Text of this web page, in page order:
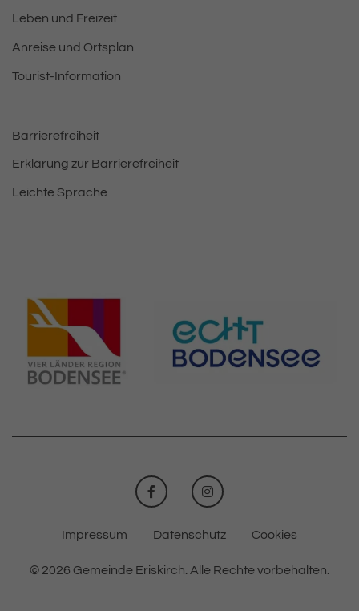
Leben und Freizeit
Anreise und Ortsplan
Tourist-Information
Barrierefreiheit
Erklärung zur Barrierefreiheit
Leichte Sprache
FACEBOOKINSTAGRAM
Impressum Datenschutz Cookies
© 2026 Gemeinde Eriskirch. Alle Rechte vorbehalten.